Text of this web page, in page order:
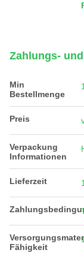
Zahlungs-
Min
Bestellmenge
1
Preis
Verpackung
Informationen
Lieferzeit
Fähigkeit